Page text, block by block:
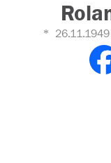
26.11.1949